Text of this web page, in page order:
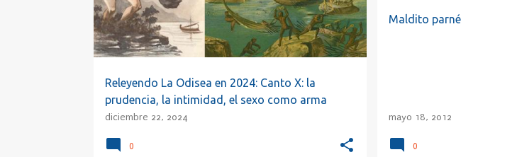
a
d
a
s
Releyendo La Odisea en 2024: Canto X: la
prudencia, la intimidad, el sexo como arma
diciembre 22, 2024
0
Maldito parné
mayo 18, 2012
0